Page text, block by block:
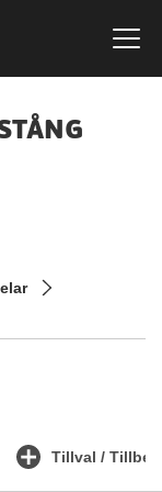
Tillval /